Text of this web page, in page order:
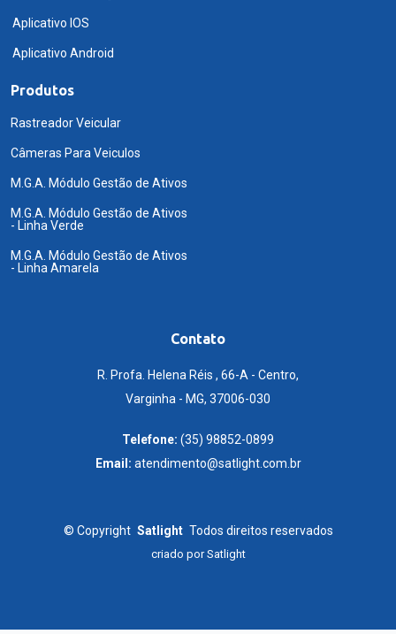
Aplicativo IOS
Aplicativo Android
Produtos
Rastreador Veicular
Câmeras Para Veiculos
M.G.A. Módulo Gestão de Ativos
M.G.A. Módulo Gestão de Ativos
- Linha Verde
M.G.A. Módulo Gestão de Ativos
- Linha Amarela
Contato
R. Profa. Helena Réis , 66-A - Centro,
Varginha - MG, 37006-030
Telefone: (35) 98852-0899
Email: atendimento@satlight.com.br
© Copyright Satlight Todos direitos reservados
criado porSatlight